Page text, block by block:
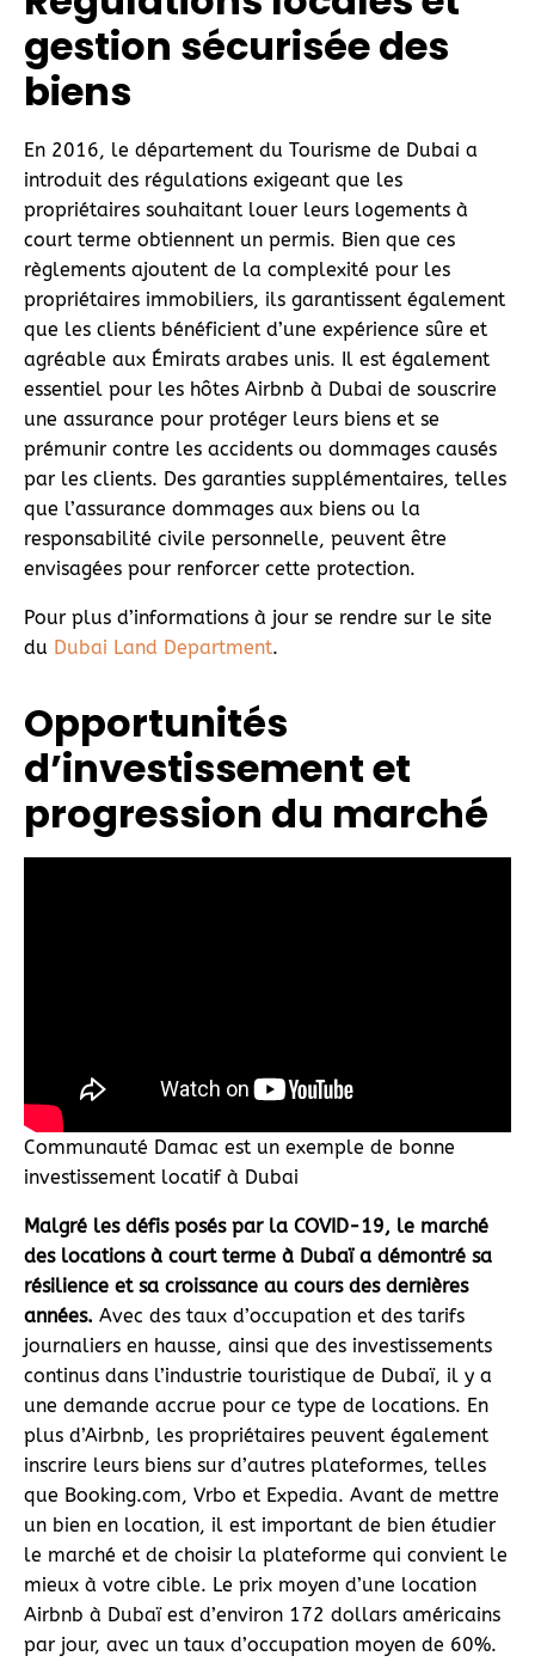
gestion sécurisée des
biens
En 2016, le département du Tourisme de Dubai a
introduit des régulations exigeant que les
propriétaires souhaitant louer leurs logements à
court terme obtiennent un permis. Bien que ces
règlements ajoutent de la complexité pour les
propriétaires immobiliers, ils garantissent également
que les clients bénéficient d’une expérience sûre et
agréable aux Émirats arabes unis. Il est également
essentiel pour les hôtes Airbnb à Dubai de souscrire
une assurance pour protéger leurs biens et se
prémunir contre les accidents ou dommages causés
par les clients. Des garanties supplémentaires, telles
que l’assurance dommages aux biens ou la
responsabilité civile personnelle, peuvent être
envisagées pour renforcer cette protection.
Pour plus d’informations à jour se rendre sur le site
du Dubai Land Department.
Opportunités
d’investissement et
progression du marché
Communauté Damac est un exemple de bonne
investissement locatif à Dubai
Malgré les défis posés par la COVID-19, le marché
des locations à court terme à Dubaï a démontré sa
résilience et sa croissance au cours des dernières
années. Avec des taux d’occupation et des tarifs
journaliers en hausse, ainsi que des investissements
continus dans l’industrie touristique de Dubaï, il y a
une demande accrue pour ce type de locations. En
plus d’Airbnb, les propriétaires peuvent également
inscrire leurs biens sur d’autres plateformes, telles
que Booking.com, Vrbo et Expedia. Avant de mettre
un bien en location, il est important de bien étudier
le marché et de choisir la plateforme qui convient le
mieux à votre cible. Le prix moyen d’une location
Airbnb à Dubaï est d’environ 172 dollars américains
par jour, avec un taux d’occupation moyen de 60%.